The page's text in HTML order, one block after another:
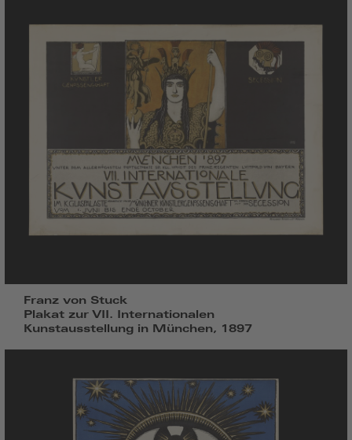
Franz von Stuck
Plakat zur VII. Internationalen
Kunstausstellung in München, 1897